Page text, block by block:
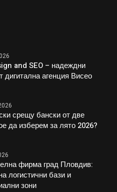
and SEO – надеждни
дигитална агенция Висео
срещу бански от две
да изберем за лято 2026?
фирма град Пловдив:
логистични бази и
зони